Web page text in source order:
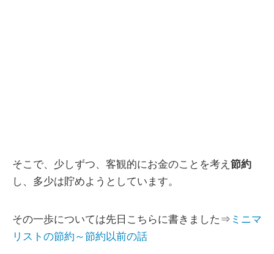
そこで、少しずつ、客観的にお金のことを考え 節約
し、多少は貯めようとしています。
その一歩については先日こちらに書きました⇒ ミニマ
リストの節約～節約以前の話